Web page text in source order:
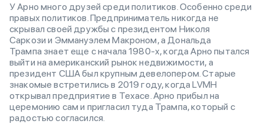
У Арно много друзей среди политиков. Особенно среди
правых политиков. Предприниматель никогда не
скрывал своей дружбы с президентом Николя
Саркози и Эммануэлем Макроном, а Дональда
Трампа знает еще с начала 1980-х, когда Арно пытался
выйти на американский рынок недвижимости, а
президент США был крупным девелопером. Старые
знакомые встретились в 2019 году, когда LVMH
открывал предприятие в Техасе. Арно прибыл на
церемонию сам и пригласил туда Трампа, который с
радостью согласился.